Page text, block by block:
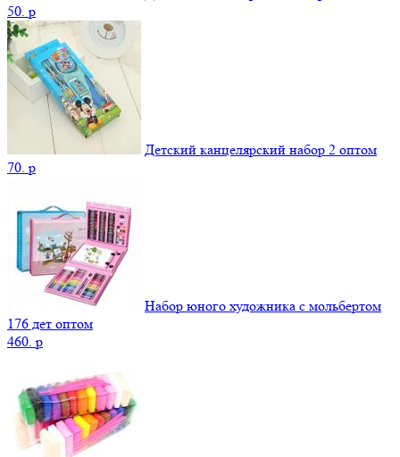
50. p
Детский канцелярский набор 2 оптом
70. p
Набор юного художника с мольбертом
176 дет оптом
460. p